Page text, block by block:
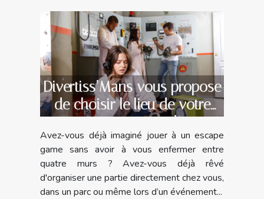
Divertiss’Mans vous propose
de choisir le lieu de votre
escape game !
Avez-vous déjà imaginé jouer à un escape
game sans avoir à vous enfermer entre
quatre murs ? Avez-vous déjà rêvé
d'organiser une partie directement chez vous,
dans un parc ou même lors d’un événement...